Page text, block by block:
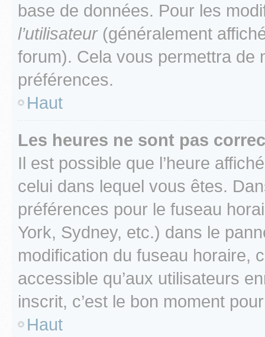
base de données. Pour les
l’utilisateur(généralement
forum). Cela vous permettra de
préférences.
Haut
Les heures ne sont pas
Il est possible que l’heure
celui dans lequel vous êtes.
préférences pour le fuseau
York, Sydney, etc.) dans le
modification du fuseau horaire,
accessible qu’aux utilisateurs
inscrit, c’est le bon moment
Haut